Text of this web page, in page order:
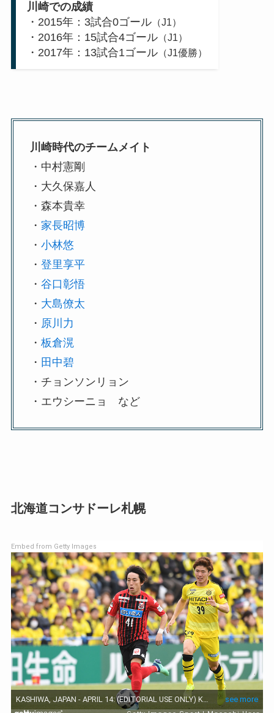
川崎での成績
・2015年：3試合0ゴール（J1）
・2016年：15試合4ゴール（J1）
・2017年：13試合1ゴール（J1優勝）
川崎時代のチームメイト
・中村憲剛
・大久保嘉人
・森本貴幸
・ 家長昭博
・ 小林悠
・ 登里享平
・ 谷口彰悟
・ 大島僚太
・ 原川力
・ 板倉滉
・ 田中碧
・チョンソンリョン
・エウシーニョ など
北海道コンサドーレ札幌
Embed from Getty Images